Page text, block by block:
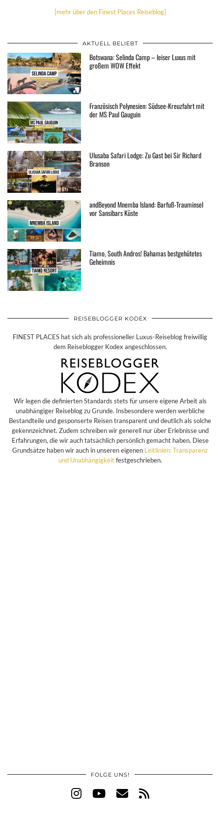
[mehr über den Finest Places Reiseblog]
AKTUELL BELIEBT
Botswana: Selinda Camp – leiser Luxus mit
großem WOW Effekt
Französisch Polynesien: Südsee-Kreuzfahrt mit
der MS Paul Gauguin
Ulusaba Safari Lodge: Zu Gast bei Sir Richard
Branson
andBeyond Mnemba Island: Barfuß-Trauminsel
vor Sansibars Küste
Tiamo, South Andros! Bahamas bestgehütetes
Geheimnis
REISEBLOGGER KODEX
FINEST PLACES hat sich als professioneller Luxus-Reiseblog freiwillig
dem Reiseblogger Kodex angeschlossen.
Wir legen die definierten Standards stets für unsere eigene Arbeit als
unabhängiger Reiseblog zu Grunde. Insbesondere werden werbliche
Bestandteile und gesponserte Reisen transparent und deutlich als solche
gekennzeichnet. Zudem schreiben wir generell nur über Erlebnisse und
Erfahrungen, die wir auch tatsächlich persönlich gemacht haben. Diese
Grundsätze haben wir auch in unseren eigenen Leitlinien: Transparenz
und Unabhängigkeitfestgeschrieben.
FOLGE UNS!